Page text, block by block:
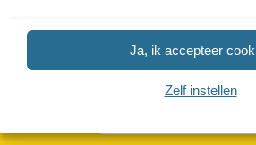
Ja, ik accepteer
Zelf instellen
Lees meer